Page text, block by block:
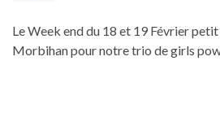
Le Week end du 18 et 19 Février
Morbihan pour notre trio de girls